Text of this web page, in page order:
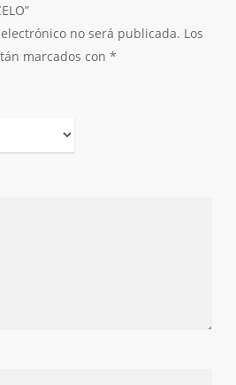
no será publicada. Los
marcados con *